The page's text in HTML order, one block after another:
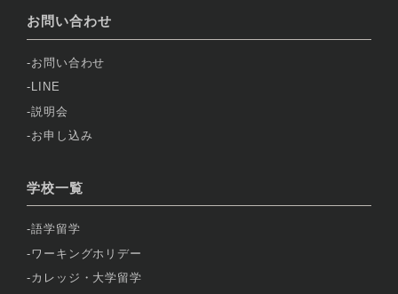
お問い合わせ
お問い合わせ
LINE
説明会
お申し込み
学校一覧
語学留学
ワーキングホリデー
カレッジ・大学留学